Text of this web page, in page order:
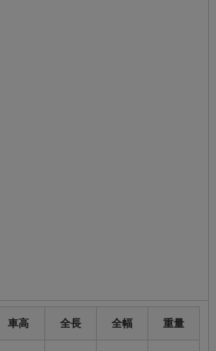
車高 全長 全幅 重量